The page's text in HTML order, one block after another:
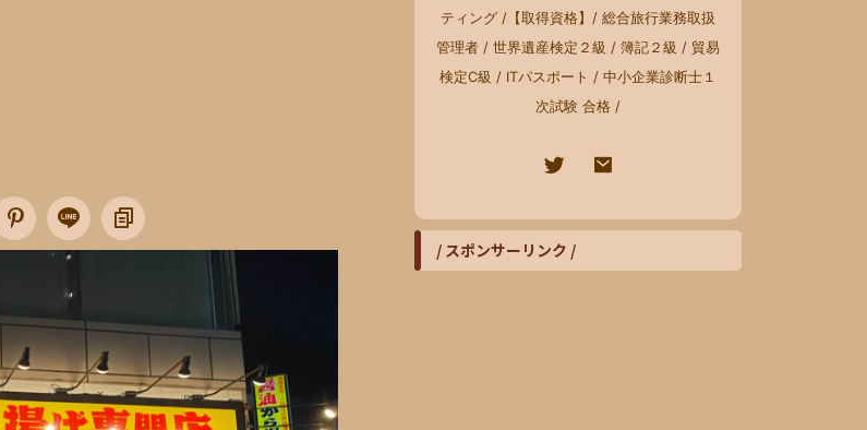
ティング /【取得資格】/ 総合旅行業務取扱
管理者 / 世界遺産検定２級 / 簿記２級 / 貿易
検定C級 / ITパスポート / 中小企業診断士１
次試験 合格 /
/ スポンサーリンク /